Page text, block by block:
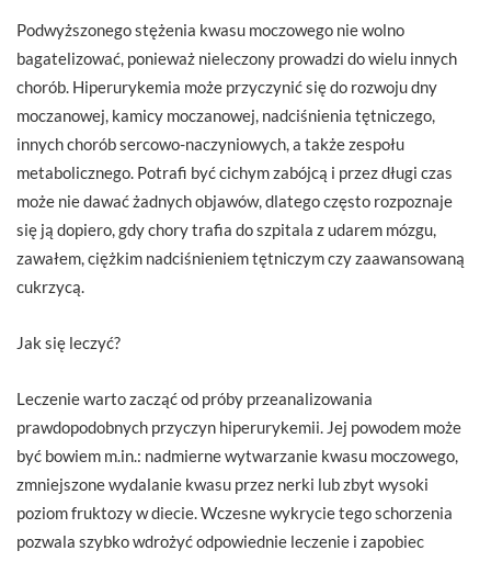
Podwyższonego stężenia kwasu moczowego nie wolno
bagatelizować, ponieważ nieleczony prowadzi do wielu innych
chorób. Hiperurykemia może przyczynić się do rozwoju dny
moczanowej, kamicy moczanowej, nadciśnienia tętniczego,
innych chorób sercowo-naczyniowych, a także zespołu
metabolicznego. Potrafi być cichym zabójcą i przez długi czas
może nie dawać żadnych objawów, dlatego często rozpoznaje
się ją dopiero, gdy chory trafia do szpitala z udarem mózgu,
zawałem, ciężkim nadciśnieniem tętniczym czy zaawansowaną
cukrzycą.
Jak się leczyć?
Leczenie warto zacząć od próby przeanalizowania
prawdopodobnych przyczyn hiperurykemii. Jej powodem może
być bowiem m.in.: nadmierne wytwarzanie kwasu moczowego,
zmniejszone wydalanie kwasu przez nerki lub zbyt wysoki
poziom fruktozy w diecie. Wczesne wykrycie tego schorzenia
pozwala szybko wdrożyć odpowiednie leczenie i zapobiec